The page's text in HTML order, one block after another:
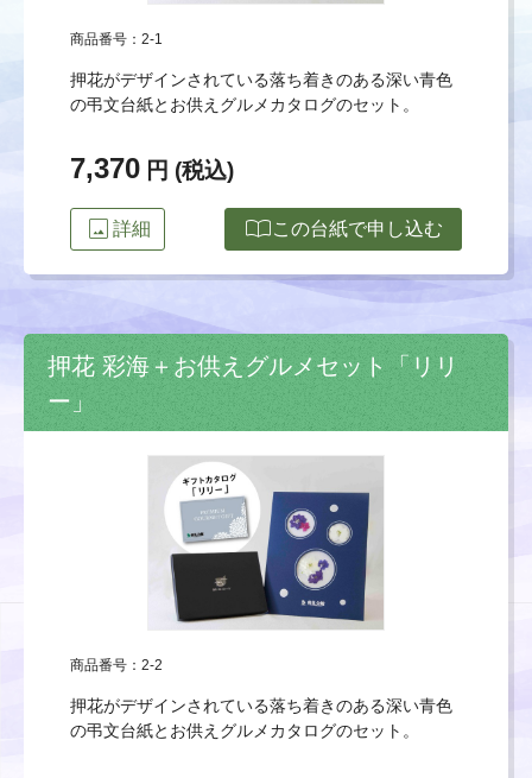
商品番号：2-1
押花がデザインされている落ち着きのある深い青色
の弔文台紙とお供えグルメカタログのセット。
7,370 円 (税込)
image 詳細 import_contactsこの台紙で申し込む
押花 彩海＋お供えグルメセット「リリ
ー」
商品番号：2-2
押花がデザインされている落ち着きのある深い青色
の弔文台紙とお供えグルメカタログのセット。